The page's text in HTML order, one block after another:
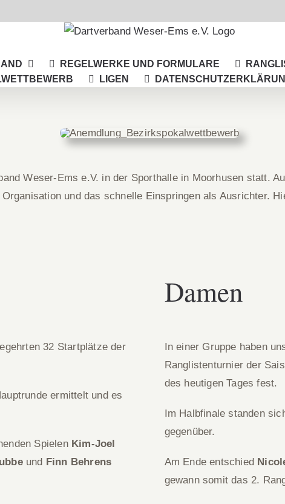
REGELWERKE UND FORMULARE
LIGEN
Weser-Ems e.V. in der Sporthalle in Moorhusen statt.
und das schnelle Einspringen als Ausrichter.
32 Startplätze der
ermittelt und es
Spielen Kim-Joel
und Finn Behrens
Damen
In einer Gruppe haben
Ranglistenturnier der
des heutigen Tages fest.
Im Halbfinale standen
gegenüber.
Am Ende entschied
gewann somit das 2.